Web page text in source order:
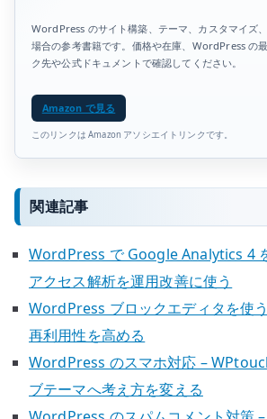
WordPress のサイト構築、テーマ、カスタマイズ
場合の参考書籍です。価格や在庫、WordPress の
ク先や公式ドキュメントで確認してください。
Amazon で見る
このリンクは Amazon アソシエイトリンクです。
関連記事
WordPress で Google Analytics 4
アクセス解析を運用改善に使う
WordPress ブロックエディタを使
再利用性を高める
WordPress のスマホ対応 –
ブテーマへ考え方を変える